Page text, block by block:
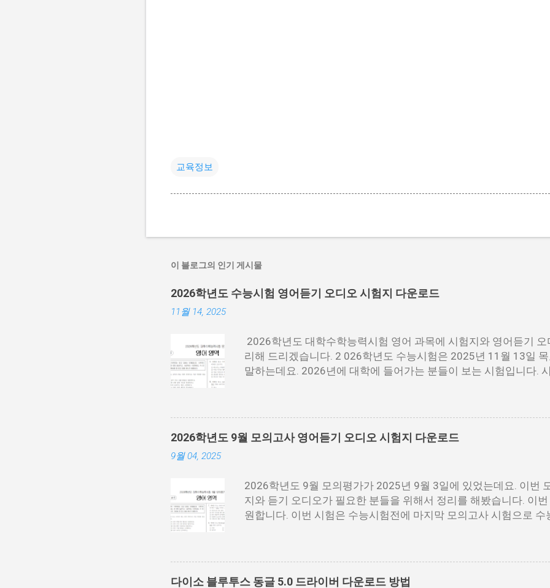
교육정보
이 블로그의 인기 게시물
2026학년도 수능시험 영어듣기 오디오 시험지 다운로드
11월 14, 2025
2026학년도 대학수학능력시험 영어 과목에 시험지와 영어듣기 오
리해 드리겠습니다. 2 026학년도 수능시험은 2025년 11월 13일
말하는데요. 2026년에 대학에 들어가는 분들이 보는 시험입니다.
각 필요한 분들이 다운로드 받으시면 됩니다. 수능 영어 시험지.pdf
수.pdf [짝수] 수능 영어 짝수.pdf 수능 영어듣기 음성 수능 영어 정
수능 영어듣기 대본.pdf 영어듣기 대본.pdf 영어듣기.mp3 아래 링
시면 점3개를 눌르면 다운로드를 받을 수 있는 버튼이 나옵니다. 이
2026학년도 9월 모의고사 영어듣기 오디오 시험지 다운로드
9월 04, 2025
2026학년도 9월 모의평가가 2025년 9월 3일에 있었는데요. 이번
지와 듣기 오디오가 필요한 분들을 위해서 정리를 해봤습니다. 이
원합니다. 이번 시험은 수능시험전에 마지막 모의고사 시험으로 수
요. 9월 평가원 영어 시험지 9월 모평 영어 시험지.pdf 9월 모의고
사 영어 정답지 영어 정답지 9월 모의고사 영어 해설지 9월 모의고
고사 영어음성.mp3 영어듣기.mp3 9월 모의고사 모든 시험지 정리
다이소 블루투스 동글 5.0 드라이버 다운로드 방법